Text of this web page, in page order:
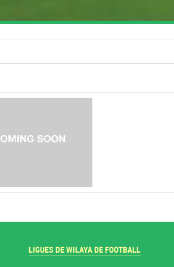
LIGUES DE WILAYA DE FOOTBALL